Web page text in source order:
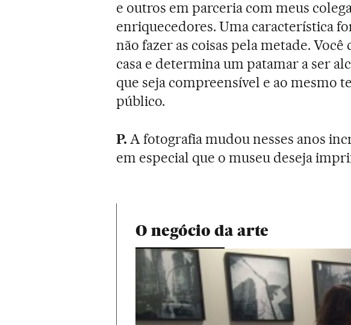
e outros em parceria com meus
enriquecedores. Uma característica
não fazer as coisas pela metade. Você
casa e determina um patamar a ser
que seja compreensível e ao mesmo
público.
P.A fotografia mudou nesses anos
em especial que o museu deseja
O negócio da arte